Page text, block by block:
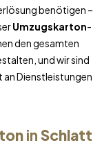
benötigen –
Umzugskarton-
den gesamten
und wir sind
Dienstleistungen
inSchlatt